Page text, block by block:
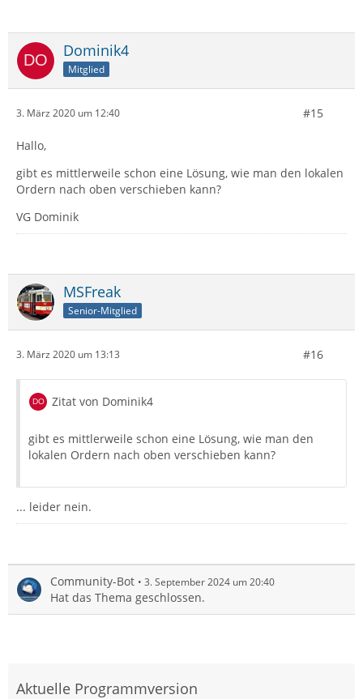
Dominik4
Mitglied
3. März 2020 um 12:40 #15
Hallo,
gibt es mittlerweile schon eine Lösung, wie man den lokalen
Ordern nach oben verschieben kann?
VG Dominik
MSFreak
Senior-Mitglied
3. März 2020 um 13:13 #16
Zitat von Dominik4
gibt es mittlerweile schon eine Lösung, wie man den
lokalen Ordern nach oben verschieben kann?
... leider nein.
Community-Bot 3. September 2024 um 20:40
Hat das Thema geschlossen.
Aktuelle Programmversion